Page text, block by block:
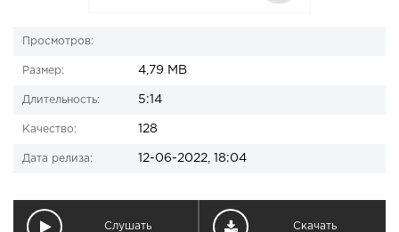
Просмотров:
Размер: 4,79 MB
Длительность: 5:14
Качество: 128
Дата релиза: 12-06-2022, 18:04
Слушать Скачать